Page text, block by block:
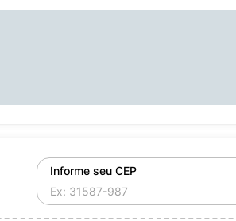
Informe seu CEP